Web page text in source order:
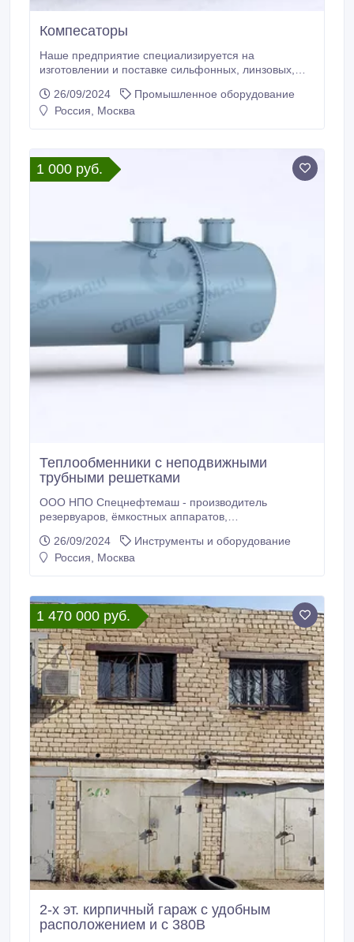
Компесаторы
Наше предприятие специализируется на
изготовлении и поставке сильфонных, линзовых,
сильфонные и линзовые бывают осевыми,
угловыми, сдвиговыми; они универсальны для
нефтегазодобывающих и перерабатывающих
заводов, а также применяются на проектирующихся
и строящихся трубопроводах.
26/09/2024
Промышленное оборудование
Россия, Москва
1 000 руб.
Теплообменники с неподвижными
трубными решетками
ООО НПО Спецнефтемаш - производитель
резервуаров, ёмкостных аппаратов,
оборудования и запорно-регулирующей арматуры.
Благодаря собственному производству мы
неподвижными трубными решетками отличного
качества по низким ценам.
26/09/2024
Инструменты и оборудование
Россия, Москва
1 470 000 руб.
2-х эт. кирпичный гараж с удобным
расположением и с 380В